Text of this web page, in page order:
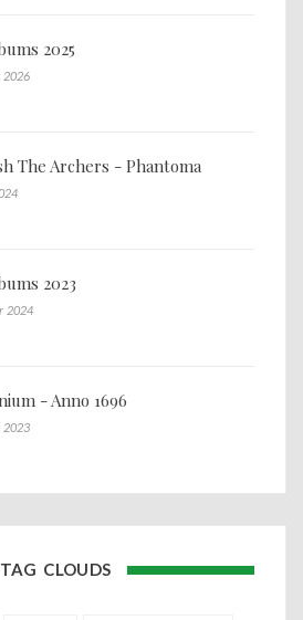
2025
2026
The Archers - Phantoma
2023
2024
- Anno 1696
2023
TAG CLOUDS